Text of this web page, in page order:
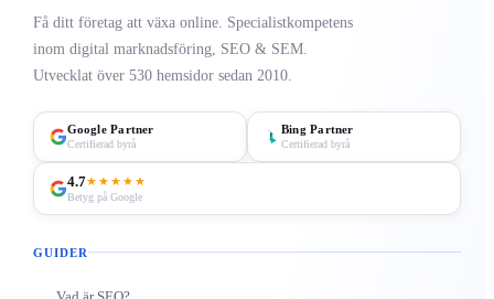
Få ditt företag att växa online. Specialistkompetens
inom digital marknadsföring, SEO & SEM.
Utvecklat över 530 hemsidor sedan 2010.
Google Partner
Certifierad byrå
Bing Partner
Certifierad byrå
4.7★★★★★
Betyg på Google
GUIDER